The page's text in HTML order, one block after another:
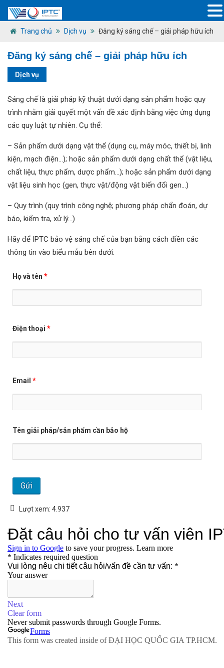
Trang chủ Dịch vụ Đăng ký sáng chế – giải pháp hữu ích
Đăng ký sáng chế – giải pháp hữu ích
Dịch vụ
Sáng chế là giải pháp kỹ thuật dưới dạng sản phẩm hoặc quy
trình nhằm giải quyết một vấn đề xác định bằng việc ứng dụng
các quy luật tự nhiên. Cụ thể:
– Sản phẩm dưới dạng vật thể (dụng cụ, máy móc, thiết bị, linh
kiện, mạch điện…); hoặc sản phẩm dưới dạng chất thể (vật liệu,
chất liệu, thực phẩm, dược phẩm…); hoặc sản phẩm dưới dạng
vật liệu sinh học (gen, thực vật/động vật biến đổi gen…)
– Quy trình (quy trình công nghệ; phương pháp chẩn đoán, dự
báo, kiểm tra, xử lý…)
Hãy để IPTC bảo vệ sáng chế của bạn bằng cách điền các
thông tin vào biểu mẫu bên dưới:
Họ và tên *
Điện thoại *
Email *
Tên giải pháp/sản phẩm cần bảo hộ
Lượt xem: 4.937